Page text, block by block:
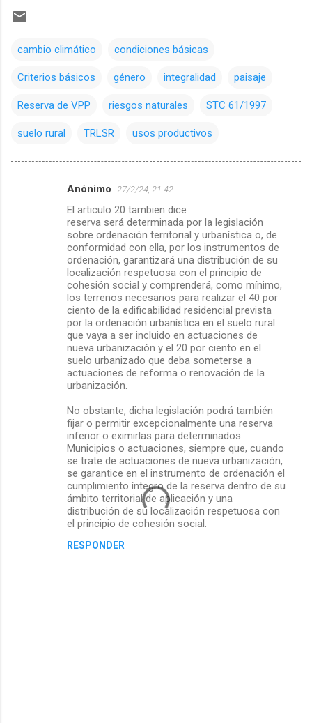
cambio climático condiciones básicas
Criterios básicos género integralidad paisaje
Reserva de VPP riesgos naturales STC 61/1997
suelo rural TRLSR usos productivos
Anónimo 27/2/24, 21:42
El articulo 20 tambien dice
reserva será determinada por la legislación
sobre ordenación territorial y urbanística o, de
conformidad con ella, por los instrumentos de
ordenación, garantizará una distribución de su
localización respetuosa con el principio de
cohesión social y comprenderá, como mínimo,
los terrenos necesarios para realizar el 40 por
ciento de la edificabilidad residencial prevista
por la ordenación urbanística en el suelo rural
que vaya a ser incluido en actuaciones de
nueva urbanización y el 20 por ciento en el
suelo urbanizado que deba someterse a
actuaciones de reforma o renovación de la
urbanización.
No obstante, dicha legislación podrá también
fijar o permitir excepcionalmente una reserva
inferior o eximirlas para determinados
Municipios o actuaciones, siempre que, cuando
se trate de actuaciones de nueva urbanización,
se garantice en el instrumento de ordenación el
cumplimiento íntegro de la reserva dentro de su
ámbito territorial de aplicación y una
distribución de su localización respetuosa con
el principio de cohesión social.
RESPONDER